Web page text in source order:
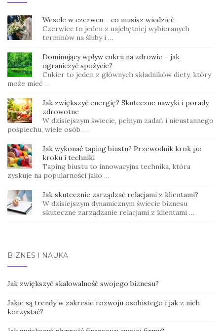
Wesele w czerwcu – co musisz wiedzieć
Czerwiec to jeden z najchętniej wybieranych
terminów na śluby i …
Dominujący wpływ cukru na zdrowie – jak
ograniczyć spożycie?
Cukier to jeden z głównych składników diety, który
może mieć …
Jak zwiększyć energię? Skuteczne nawyki i porady
zdrowotne
W dzisiejszym świecie, pełnym zadań i nieustannego
pośpiechu, wiele osób …
Jak wykonać taping biustu? Przewodnik krok po
kroku i techniki
Taping biustu to innowacyjna technika, która
zyskuje na popularności jako …
Jak skutecznie zarządzać relacjami z klientami?
W dzisiejszym dynamicznym świecie biznesu
skuteczne zarządzanie relacjami z klientami …
BIZNES I NAUKA
Jak zwiększyć skalowalność swojego biznesu?
Jakie są trendy w zakresie rozwoju osobistego i jak z nich
korzystać?